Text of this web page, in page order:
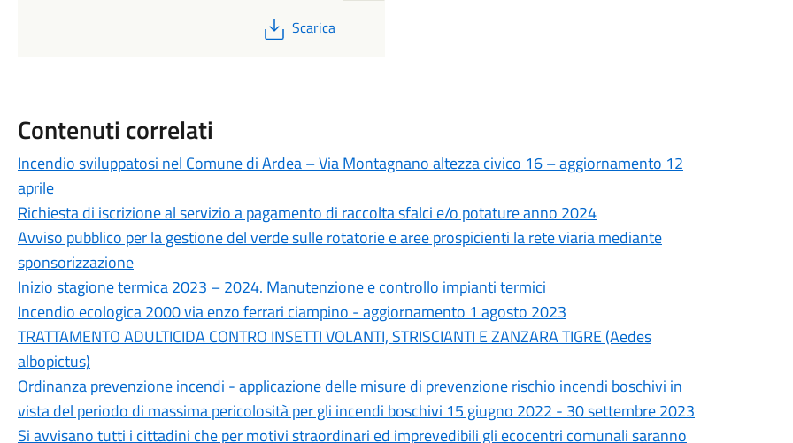
PDF
Scarica
Contenuti correlati
Incendio sviluppatosi nel Comune di Ardea – Via Montagnano altezza civico 16 – aggiornamento 12
aprile
Richiesta di iscrizione al servizio a pagamento di raccolta sfalci e/o potature anno 2024
Avviso pubblico per la gestione del verde sulle rotatorie e aree prospicienti la rete viaria mediante
sponsorizzazione
Inizio stagione termica 2023 – 2024. Manutenzione e controllo impianti termici
Incendio ecologica 2000 via enzo ferrari ciampino - aggiornamento 1 agosto 2023
TRATTAMENTO ADULTICIDA CONTRO INSETTI VOLANTI, STRISCIANTI E ZANZARA TIGRE (Aedes
albopictus)
Ordinanza prevenzione incendi - applicazione delle misure di prevenzione rischio incendi boschivi in
vista del periodo di massima pericolosità per gli incendi boschivi 15 giugno 2022 - 30 settembre 2023
Si avvisano tutti i cittadini che per motivi straordinari ed imprevedibili gli ecocentri comunali saranno